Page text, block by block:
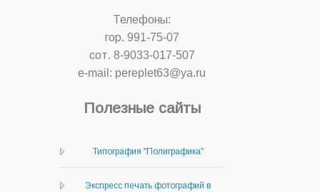
Телефоны:
гор. 991-75-07
сот. 8-9033-017-507
e-mail: pereplet63@ya.ru
Полезные сайты
Типография "Полиграфика"
Экспресс печать фотографий в